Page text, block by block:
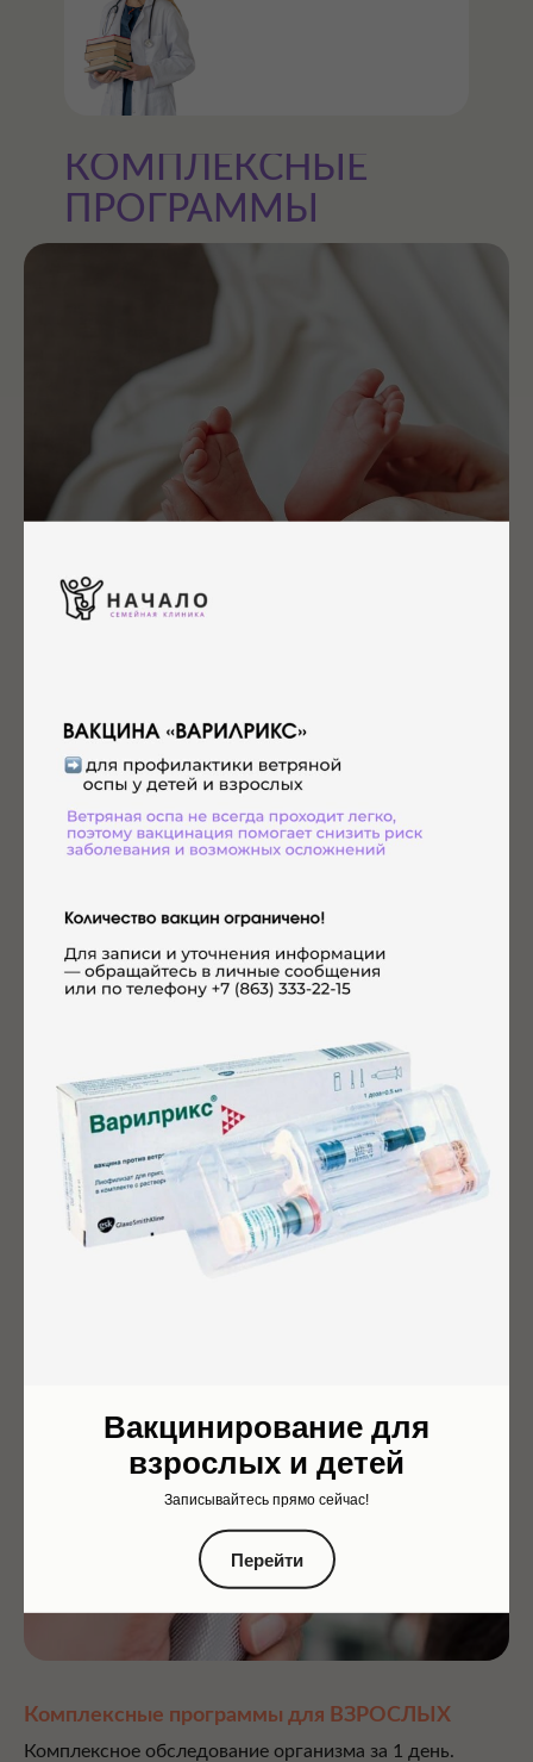
КОМПЛЕКСНЫЕ
ПРОГРАММЫ
Комплексные программы для ДЕТЕЙ
врачи и экономия вашего времени.
Посмотреть программы
Комплексные программы для ВЗРОСЛЫХ
Комплексное обследование организма за 1 день.
Вакцинирование для
взрослых и детей
Записывайтесь прямо сейчас!
Перейти